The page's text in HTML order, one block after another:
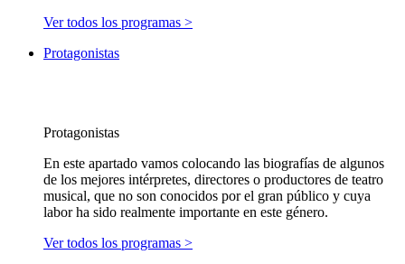
Ver todos los programas >
Protagonistas
Protagonistas
En este apartado vamos colocando las biografías de algunos
de los mejores intérpretes, directores o productores de teatro
musical, que no son conocidos por el gran público y cuya
labor ha sido realmente importante en este género.
Ver todos los programas >